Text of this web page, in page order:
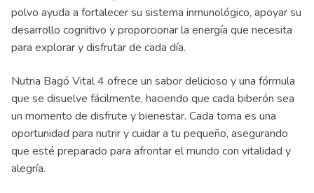
polvo ayuda a fortalecer su sistema inmunológico, apoyar su
desarrollo cognitivo y proporcionar la energía que necesita
para explorar y disfrutar de cada día.
Nutria Bagó Vital 4 ofrece un sabor delicioso y una fórmula
que se disuelve fácilmente, haciendo que cada biberón sea
un momento de disfrute y bienestar. Cada toma es una
oportunidad para nutrir y cuidar a tu pequeño, asegurando
que esté preparado para afrontar el mundo con vitalidad y
alegría.